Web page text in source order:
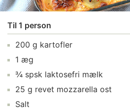
Til 1 person
200 g kartofler
1 æg
¾ spsk laktosefri mælk
25 g revet mozzarella ost
Salt